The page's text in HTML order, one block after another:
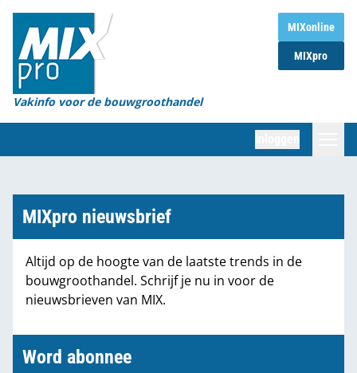
MIXonline
MIXpro
Vakinfo voor de bouwgroothandel
Home
Magazines
Organisaties
Marktcijfers
Partners
MIXpro nieuwsbrief
Altijd op de hoogte van de laatste trends in de
bouwgroothandel. Schrijf je nu in voor de
nieuwsbrieven van MIX.
Word abonnee